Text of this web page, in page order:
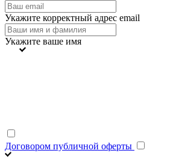
Укажите корректный адрес email
Укажите ваше имя
Договором публичной оферты